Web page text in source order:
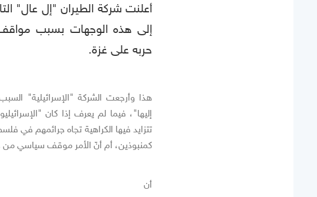
أعلنت شركة الطيران "إل عال"
إلى هذه الوجهات بسبب
حربه على غزة.
هذا وأرجعت الشركة "الإسرائيلية"
إليها"، فيما لم يعرف إذا كان
تتزايد فيها الكراهية تجاه جرائمهم في
كمنبوذين، أم أنّ الأمر موقف سياسي من
أن